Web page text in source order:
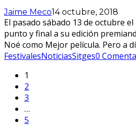
Jaime Meco14 octubre, 2018
El pasado sábado 13 de octubre
punto y final a su edición
Noé como Mejor película. Pero a
FestivalesNoticiasSitges0
1
2
3
…
5